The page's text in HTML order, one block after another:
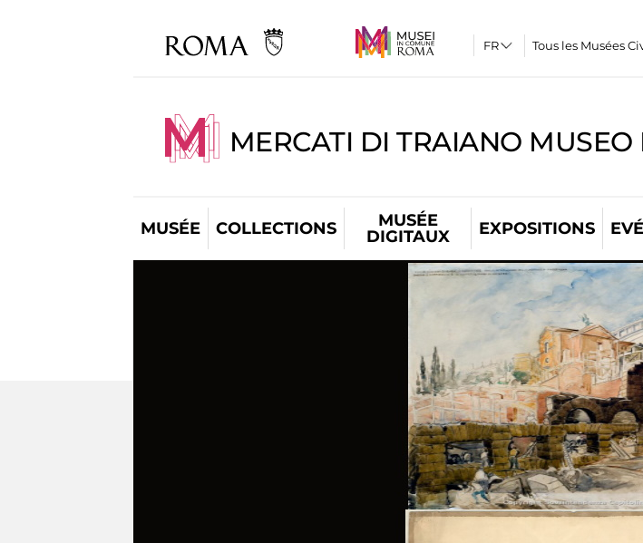
Tous les Musées
MERCATI DI TRAIANO
MUSÉE COLLECTIONS
MUSÉE
DIGITAUX
EXPOSITIONS